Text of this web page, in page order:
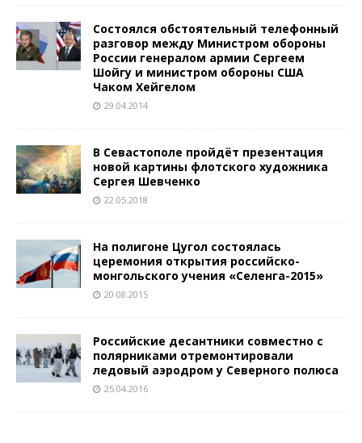
Состоялся обстоятельный телефонный
разговор между Министром обороны
России генералом армии Сергеем
Шойгу и министром обороны США
Чаком Хейгелом
29.04.2014
В Севастополе пройдёт презентация
новой картины флотского художника
Сергея Шевченко
22.05.2018
На полигоне Цугол состоялась
церемония открытия российско-
монгольского учения «Селенга-2015»
20.08.2015
Российские десантники совместно с
полярниками отремонтировали
ледовый аэродром у Северного полюса
25.04.2016